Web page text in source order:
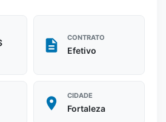
CONTRATO
Efetivo
CIDADE
Fortaleza